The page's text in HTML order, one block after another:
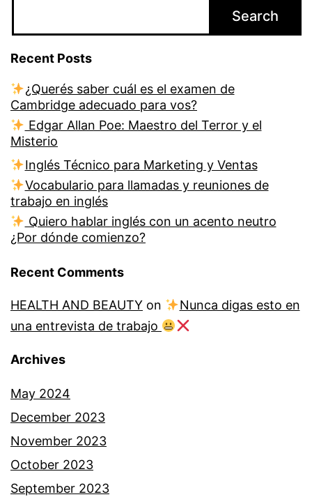
Search
Recent Posts
¿Querés saber cuál es el examen de
Cambridge adecuado para vos?
Edgar Allan Poe: Maestro del Terror y el
Misterio
Inglés Técnico para Marketing y Ventas
Vocabulario para llamadas y reuniones de
trabajo en inglés
Quiero hablar inglés con un acento neutro
¿Por dónde comienzo?
Recent Comments
HEALTH AND BEAUTY on
Nunca digas esto en
una entrevista de trabajo
Archives
May 2024
December 2023
November 2023
October 2023
September 2023